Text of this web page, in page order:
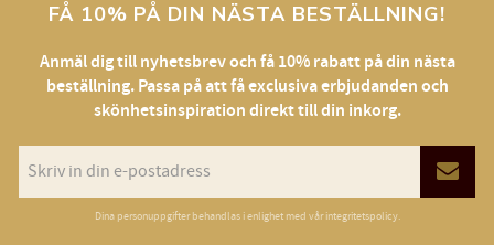
på dina gellackbehandlingar och den måste alltid användas före
Base Gellac Proär självutjämnande och finns i 7 (sju) olika
färger (för att kunna anpassa till kundens hudfärg), enkel och
snabb applicering.
#100 MILKY, #101 LIGHT PINK, #102 PINK , #103 NATURAL #104
NUDE, # 105 PEACH, #110 CLEAR
FÅ 10% PÅ DIN NÄSTA BESTÄLLNING!
Anmäl dig till nyhetsbrev och få 10% rabatt på din nästa
beställning. Passa på att få exclusiva erbjudanden och
skönhetsinspiration direkt till din inkorg.
Dina personuppgifter behandlas i enlighet med vårintegritetspolicy.